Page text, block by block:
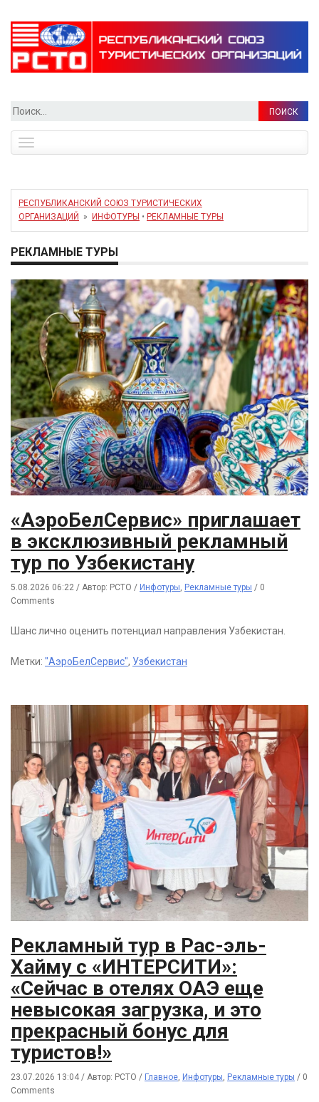
Найти:
navigation
РЕСПУБЛИКАНСКИЙ СОЮЗ ТУРИСТИЧЕСКИХ
ОРГАНИЗАЦИЙ
» ИНФОТУРЫ • РЕКЛАМНЫЕ ТУРЫ
РЕКЛАМНЫЕ ТУРЫ
«АэроБелСервис» приглашает
в эксклюзивный рекламный
тур по Узбекистану
5.08.2026 06:22 / Автор: РСТО / Инфотуры, Рекламные туры / 0
Comments
Шанс лично оценить потенциал направления Узбекистан.
Метки: "АэроБелСервис", Узбекистан
Рекламный тур в Рас-эль-
Хайму с «ИНТЕРСИТИ»:
«Сейчас в отелях ОАЭ еще
невысокая загрузка, и это
прекрасный бонус для
туристов!»
23.07.2026 13:04 / Автор: РСТО / Главное Инфотуры Рекламные туры / 0
Comments